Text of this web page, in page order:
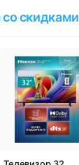
со скидками